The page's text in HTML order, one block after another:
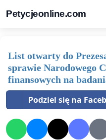
Petycjeonline.com
List otwarty do
sprawie Narodowego
finansowych na
Podziel się na